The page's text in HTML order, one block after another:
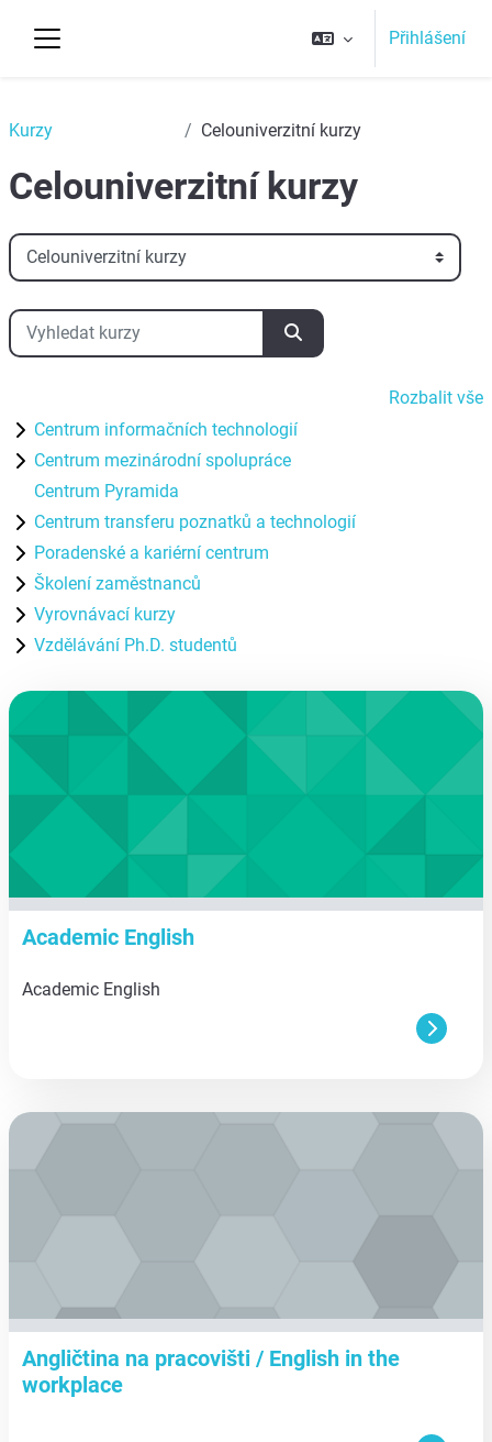
Přihlášení
Kurzy Celouniverzitní kurzy
Celouniverzitní kurzy
Kategorie kurzů
Vyhledat kurzy
Vyhledat kurzy
Rozbalit vše
Centrum informačních technologií
Centrum mezinárodní spolupráce
Centrum Pyramida
Centrum transferu poznatků a technologií
Poradenské a kariérní centrum
Školení zaměstnanců
Vyrovnávací kurzy
Vzdělávání Ph.D. studentů
aa
Academic English
Academic English
aa
Angličtina na pracovišti / English in the
workplace